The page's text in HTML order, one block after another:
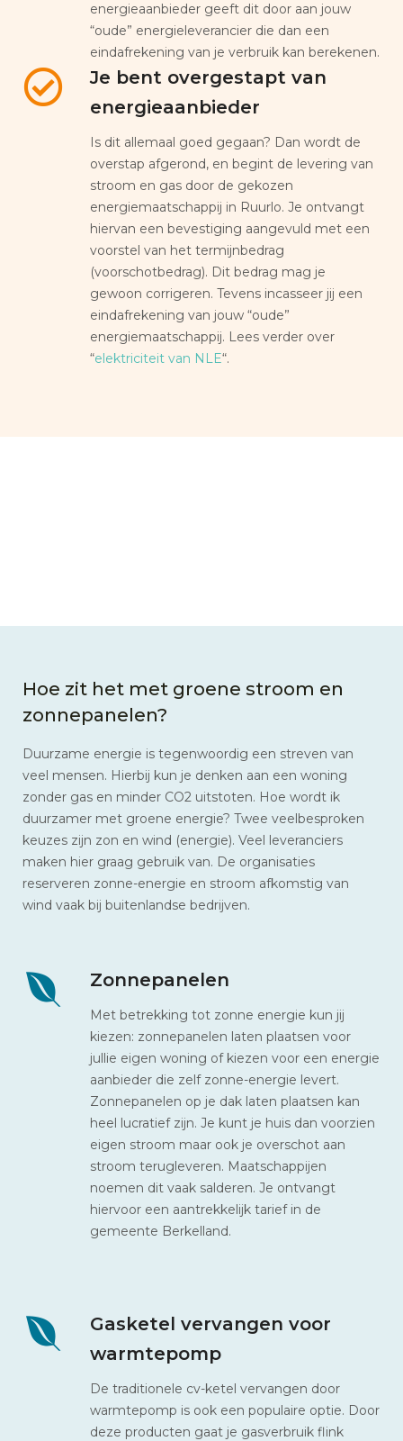
energieaanbieder geeft dit door aan jouw
“oude” energieleverancier die dan een
eindafrekening van je verbruik kan berekenen.
Je bent overgestapt van
energieaanbieder
Is dit allemaal goed gegaan? Dan wordt de
overstap afgerond, en begint de levering van
stroom en gas door de gekozen
energiemaatschappij in Ruurlo. Je ontvangt
hiervan een bevestiging aangevuld met een
voorstel van het termijnbedrag
(voorschotbedrag). Dit bedrag mag je
gewoon corrigeren. Tevens incasseer jij een
eindafrekening van jouw “oude”
energiemaatschappij. Lees verder over
“elektriciteit van NLE“.
Hoe zit het met groene stroom en
zonnepanelen?
Duurzame energie is tegenwoordig een streven van
veel mensen. Hierbij kun je denken aan een woning
zonder gas en minder CO2 uitstoten. Hoe wordt ik
duurzamer met groene energie? Twee veelbesproken
keuzes zijn zon en wind (energie). Veel leveranciers
maken hier graag gebruik van. De organisaties
reserveren zonne-energie en stroom afkomstig van
wind vaak bij buitenlandse bedrijven.
Zonnepanelen
Met betrekking tot zonne energie kun jij
kiezen: zonnepanelen laten plaatsen voor
jullie eigen woning of kiezen voor een energie
aanbieder die zelf zonne-energie levert.
Zonnepanelen op je dak laten plaatsen kan
heel lucratief zijn. Je kunt je huis dan voorzien
eigen stroom maar ook je overschot aan
stroom terugleveren. Maatschappijen
noemen dit vaak salderen. Je ontvangt
hiervoor een aantrekkelijk tarief in de
gemeente Berkelland.
Gasketel vervangen voor
warmtepomp
De traditionele cv-ketel vervangen door
warmtepomp is ook een populaire optie. Door
deze producten gaat je gasverbruik flink